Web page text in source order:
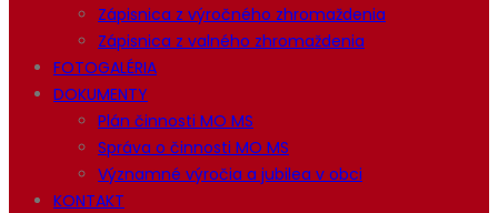
Zápisnica z výročného zhromaždenia
Zápisnica z valného zhromaždenia
FOTOGALÉRIA
DOKUMENTY
Plán činnosti MO MS
Správa o činnosti MO MS
Významné výročia a jubilea v obci
KONTAKT